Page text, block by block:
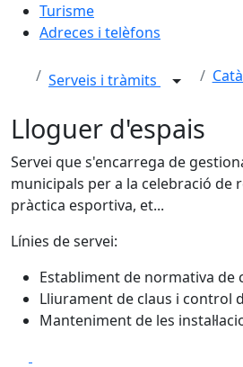
Turisme
Adreces i telèfons
Serveis i tràmits
Lloguer d'espais
Servei que s'encarrega de
municipals per a la celebració de
pràctica esportiva, et...
Línies de servei:
Establiment de normativa de
Lliurament de claus i control
Manteniment de les